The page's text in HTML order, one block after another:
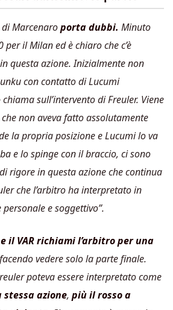
Marcenaroporta dubbi. Minuto
il Milan ed è chiaro che c’è
questa azione. Inizialmente non
con contatto di Lucumi
sull’intervento di Freuler. Viene
non aveva fatto assolutamente
la propria posizione e Lucumi lo va
e lo spinge con il braccio, ci sono
rigore in questa azione che continua
che l’arbitro ha interpretato in
e soggettivo”.
il VAR richiami l’arbitro per una
vedere solo la parte finale.
poteva essere interpretato come
azione, più il rosso a